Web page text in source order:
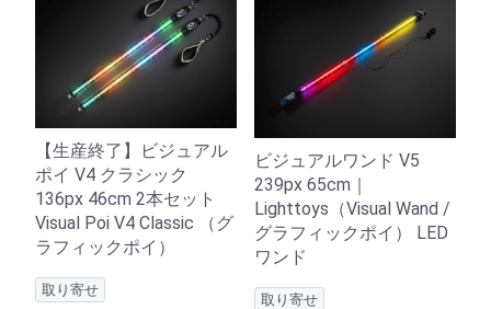
【生産終了】ビジュアル
ポイ V4 クラシック
136px 46cm 2本セット
Visual Poi V4 Classic （グ
ラフィックポイ）
取り寄せ
ビジュアルワンド V5
239px 65cm｜
Lighttoys（Visual Wand /
グラフィックポイ） LED
ワンド
取り寄せ